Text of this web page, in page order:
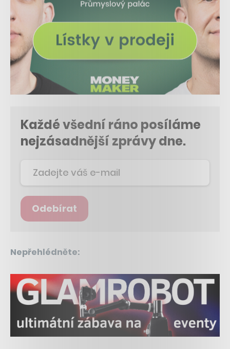
Každé všední ráno posíláme
nejzásadnější zprávy dne.
Odebírat
Nepřehlédněte: